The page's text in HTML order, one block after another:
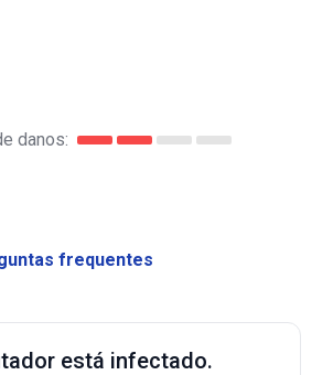
danos:
frequentes
está infectado.